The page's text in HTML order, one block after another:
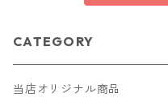
CATEGORY
当店オリジナル商品